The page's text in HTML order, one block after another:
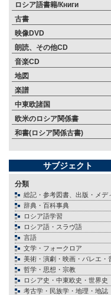
ロシア語書籍/Книги
古書
映像DVD
朗読、その他CD
音楽CD
地図
楽譜
中東欧諸国
欧米のロシア関係書
和書(ロシア関係古書)
サブジェクト
分類
総記・参考図書、出版・メデ
辞典・百科事典
ロシア語学習
ロシア語・スラヴ語
言語
文学・フォークロア
美術・演劇・映画・バレエ・
哲学・思想・宗教
ロシア史・中東欧史・世界史
考古学・民族学・地理・地誌